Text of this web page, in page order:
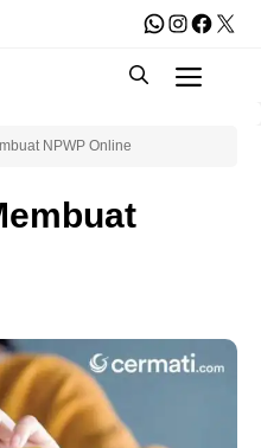
WhatsApp
X
NPWP Online